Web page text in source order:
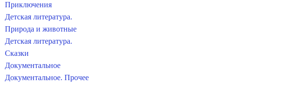
Приключения
Детская литература.
Природа и животные
Детская литература.
Сказки
Документальное
Документальное. Прочее